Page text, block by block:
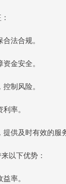
法合规。
金安全。
制风险。
率。
供及时有效的服务
以下优势：
率。